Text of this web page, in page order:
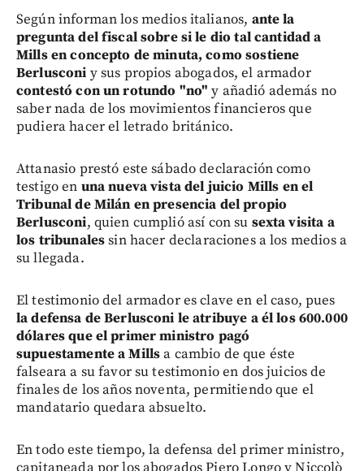
Según informan los medios italianos, ante la
pregunta del fiscal sobre si le dio tal cantidad a
Mills en concepto de minuta, como sostiene
Berlusconi y sus propios abogados, el armador
contestó con un rotundo "no" y añadió además no
saber nada de los movimientos financieros que
pudiera hacer el letrado británico.
Attanasio prestó este sábado declaración como
testigo en una nueva vista del juicio Mills en el
Tribunal de Milán en presencia del propio
Berlusconi, quien cumplió así con su sexta visita a
los tribunalessin hacer declaraciones a los medios a
su llegada.
El testimonio del armador es clave en el caso, pues
la defensa de Berlusconi le atribuye a él los 600.000
dólares que el primer ministro pagó
supuestamente a Millsa cambio de que éste
falseara a su favor su testimonio en dos juicios de
finales de los años noventa, permitiendo que el
mandatario quedara absuelto.
En todo este tiempo, la defensa del primer ministro,
capitaneada por los abogados Piero Longo y Niccolò